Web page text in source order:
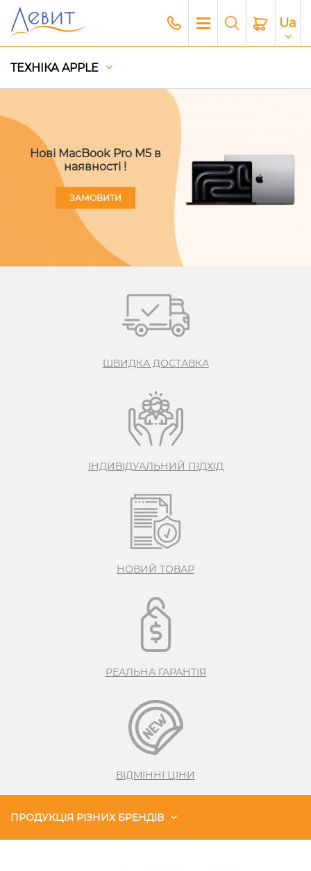
Ua
ТЕХНІКА APPLE
Нові MacBook Pro M5 в
наявності !
ЗАМОВИТИ
ШВИДКА ДОСТАВКА
IНДИВІДУАЛЬНИЙ ПІДХІД
НОВИЙ ТОВАР
РЕАЛЬНА ГАРАНТІЯ
ВІДМІННІ ЦІНИ
ПРОДУКЦІЯ РІЗНИХ БРЕНДІВ